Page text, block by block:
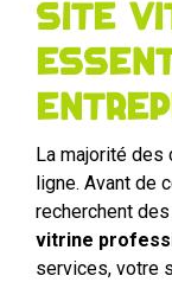
site
La majorité des
ligne. Avant de
recherchent
vitrine
services, votre